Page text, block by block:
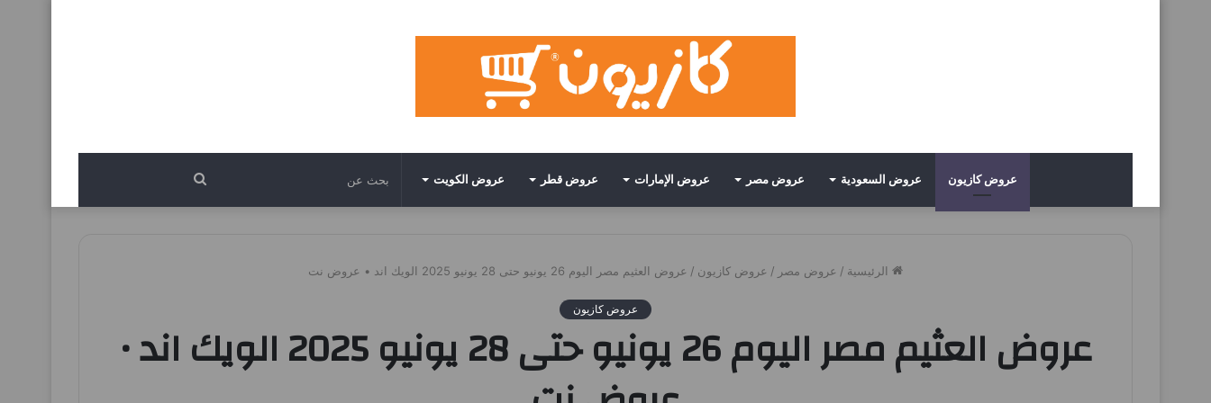
عروض كازيون عروض السعودية عروض مصر عروض الإمارات عروض قطر عروض الكويت بحث
الرئيسية / عروض مصر / عروض كازيون / عروض العثيم مصر اليوم 26 يونيو حتى 28 يونيو 2025 الويك اند • عروض نت
عروض كازيون
عروض العثيم مصر اليوم 26 يونيو حتى 28 يونيو 2025 الويك اند •